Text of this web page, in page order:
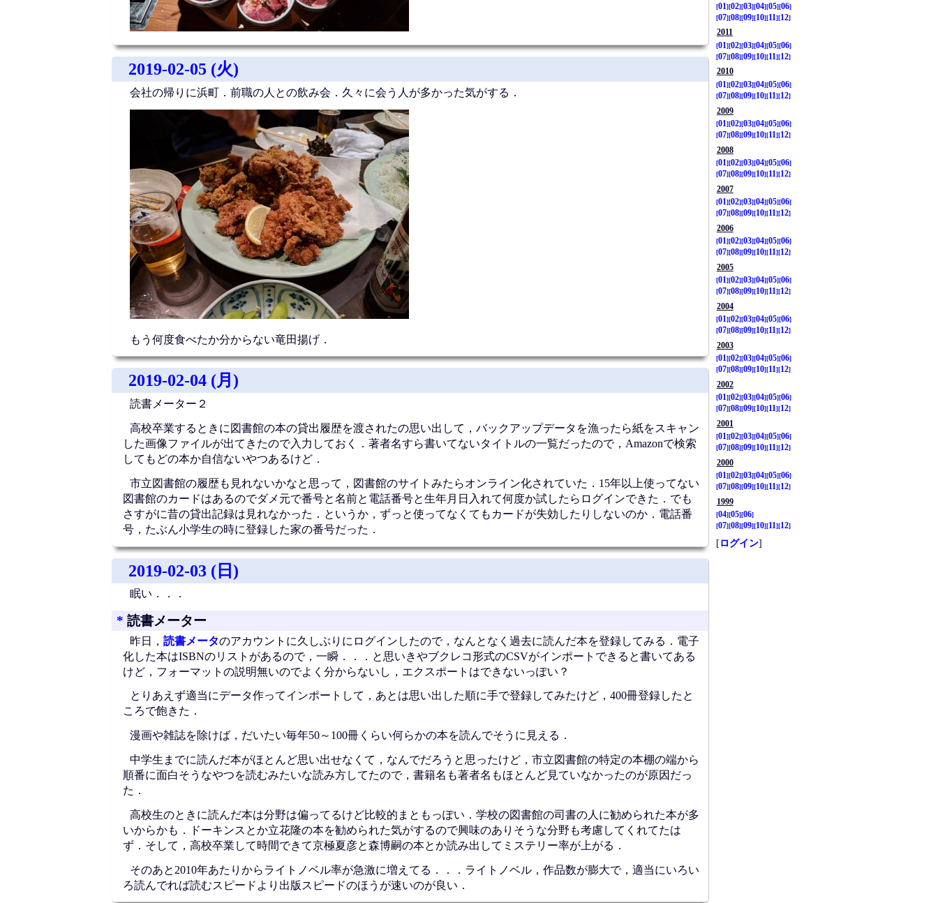
2019-02-05 (火)
会社の帰りに浜町．前職の人との飲み会．久々に会う人が多かった気がする．
もう何度食べたか分からない竜田揚げ．
2019-02-04 (月)
読書メーター２
高校卒業するときに図書館の本の貸出履歴を渡されたの思い出して，バックアップデータを漁ったら紙をスキャン
した画像ファイルが出てきたので入力しておく．著者名すら書いてないタイトルの一覧だったので，Amazonで検索
してもどの本か自信ないやつあるけど．
市立図書館の履歴も見れないかなと思って，図書館のサイトみたらオンライン化されていた．15年以上使ってない
図書館のカードはあるのでダメ元で番号と名前と電話番号と生年月日入れて何度か試したらログインできた．でも
さすがに昔の貸出記録は見れなかった．というか，ずっと使ってなくてもカードが失効したりしないのか．電話番
号，たぶん小学生の時に登録した家の番号だった．
2019-02-03 (日)
眠い．．．
* 読書メーター
昨日， 読書メータのアカウントに久しぶりにログインしたので，なんとなく過去に読んだ本を登録してみる．電子
化した本はISBNのリストがあるので，一瞬．．．と思いきやブクレコ形式のCSVがインポートできると書いてある
けど，フォーマットの説明無いのでよく分からないし，エクスポートはできないっぽい？
とりあえず適当にデータ作ってインポートして，あとは思い出した順に手で登録してみたけど，400冊登録したと
ころで飽きた．
漫画や雑誌を除けば，だいたい毎年50～100冊くらい何らかの本を読んでそうに見える．
中学生までに読んだ本がほとんど思い出せなくて，なんでだろうと思ったけど，市立図書館の特定の本棚の端から
順番に面白そうなやつを読むみたいな読み方してたので，書籍名も著者名もほとんど見ていなかったのが原因だっ
た．
高校生のときに読んだ本は分野は偏ってるけど比較的まともっぽい．学校の図書館の司書の人に勧められた本が多
いからかも．ドーキンスとか立花隆の本を勧められた気がするので興味のありそうな分野も考慮してくれてたは
ず．そして，高校卒業して時間できて京極夏彦と森博嗣の本とか読み出してミステリー率が上がる．
そのあと2010年あたりからライトノベル率が急激に増えてる．．．ライトノベル，作品数が膨大で，適当にいろい
ろ読んでれば読むスピードより出版スピードのほうが速いのが良い．
01
02 03 04 05 06
07 08 09 10 11
12
2011
01
02 03 04 05 06
07 08 09 10 11
12
2010
01
02 03 04 05 06
07 08 09 10 11
12
2009
01
02 03 04 05 06
07 08 09 10 11
12
2008
01
02 03 04 05 06
07 08 09 10 11
12
2007
01
02 03 04 05 06
07 08 09 10 11
12
2006
01
02 03 04 05 06
07 08 09 10 11
12
2005
01
02 03 04 05 06
07 08 09 10 11
12
2004
01
02 03 04 05 06
07 08 09 10 11
12
2003
01
02 03 04 05 06
07 08 09 10 11
12
2002
01
02 03 04 05 06
07 08 09 10 11
12
2001
01
02 03 04 05 06
07 08 09 10 11
12
2000
01
02 03 04 05 06
07 08 09 10 11
12
1999
04 05 06
07 08 09 10 11 12
[ログイン]